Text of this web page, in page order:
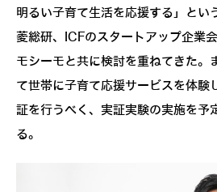
明るい子育て生活を応援する」とい
菱総研、ICFのスタートアップ企業
モシーモと共に検討を重ねてきた。
て世帯に子育て応援サービスを体験
証を行うべく、実証実験の実施を
る。